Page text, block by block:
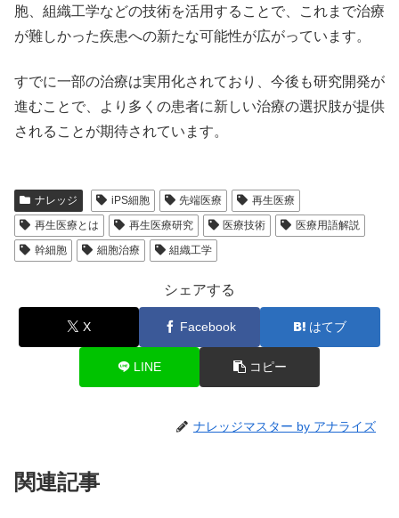
胞、組織工学などの技術を活用することで、これまで治療
が難しかった疾患への新たな可能性が広がっています。
すでに一部の治療は実用化されており、今後も研究開発が
進むことで、より多くの患者に新しい治療の選択肢が提供
されることが期待されています。
ナレッジ iPS細胞 先端医療
再生医療
再生医療とは
再生医療研究 医療技術
医療用語解説
幹細胞
細胞治療 組織工学
シェアする
X Facebook はてブ
LINE コピー
ナレッジマスター by アナライズ
関連記事